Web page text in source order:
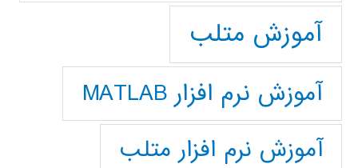
آموزش متلب
آموزش نرم افزار MATLAB
آموزش نرم افزار متلب